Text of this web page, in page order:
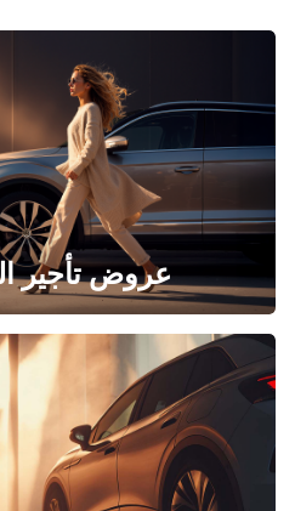
عروض تأجير